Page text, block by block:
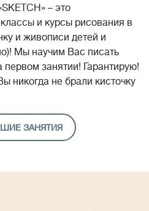
– это
и курсы рисования в
и живописи детей и
Мы научим Вас писать
занятии! Гарантирую!
никогда не брали кисточку
ЗАНЯТИЯ